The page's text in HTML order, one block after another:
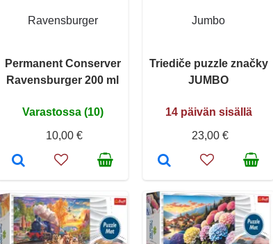
Ravensburger
Permanent Conserver
Ravensburger 200 ml
Varastossa (10)
10,00 €
Jumbo
Triediče puzzle značky
JUMBO
14 päivän sisällä
23,00 €